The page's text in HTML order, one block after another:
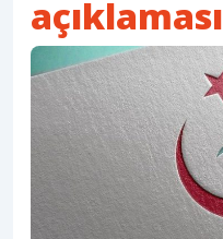
açıklaması